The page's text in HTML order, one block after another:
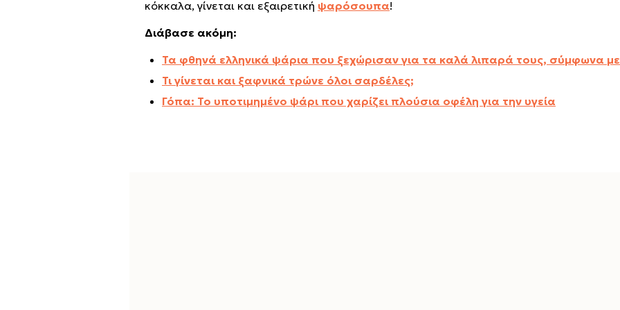
κόκκαλα, γίνεται και εξαιρετική ψαρόσουπα!
Διάβασε ακόμη:
Τα φθηνά ελληνικά ψάρια που ξεχώρισαν για τα καλά λιπαρά τους, σύμφωνα
Τι γίνεται και ξαφνικά τρώνε όλοι σαρδέλες;
Γόπα: Το υποτιμημένο ψάρι που χαρίζει πλούσια οφέλη για την υγεία